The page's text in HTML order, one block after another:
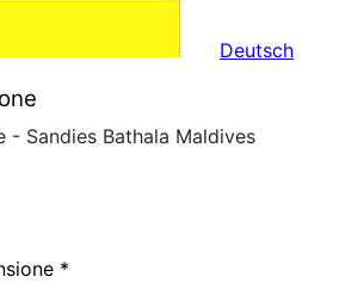
Deutsch
- Sandies Bathala Maldives
*